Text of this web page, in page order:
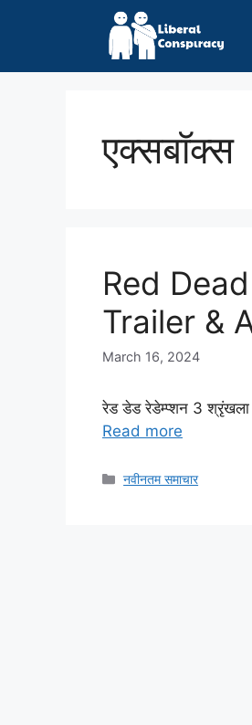
एक्सबॉक्स
Red
Trailer &
March 16, 2024
रेड डेड रेडेम्प्शन 3 श्रृंखला
Read more
Categories
नवीनतम समाचार